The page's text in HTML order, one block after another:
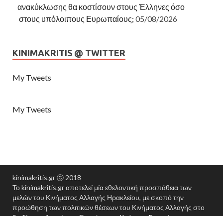
ανακύκλωσης θα κοστίσουν στους Έλληνες όσο
στους υπόλοιπους Ευρωπαίους; 05/08/2026
KINIMAKRITIS @ TWITTER
My Tweets
My Tweets
kinimakritis.gr ⓒ 2018
Το kinimakritis.gr αποτελεί μία εθελοντική προσπάθεια των
μελών του Κινήματος Αλλαγής Ηρακλείου, με σκοπό την
προώθηση των πολιτικών θέσεων του Κινήματος Αλλαγής στο